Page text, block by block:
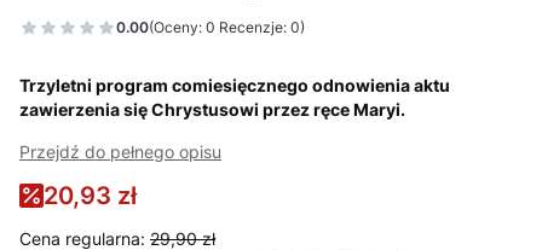
0.00(Oceny: 0 Recenzje: 0)
Trzyletni program comiesięcznego odnowienia aktu
zawierzenia się Chrystusowi przez ręce Maryi.
Przejdź do pełnego opisu
20,93 zł
Cena regularna: 29,90 zł